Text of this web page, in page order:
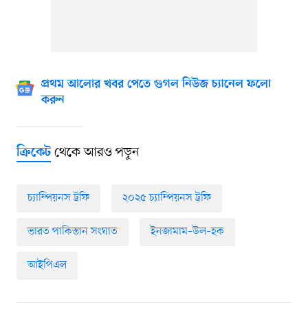
প্রথম আলোর খবর পেতে গুগল নিউজ চ্যানেল ফলো
করুন
ক্রিকেটথেকে আরও পড়ুন
চ্যাম্পিয়নস ট্রফি ২০২৫ চ্যাম্পিয়নস ট্রফি
ভারত পাকিস্তান সংঘাত ইনজামাম–উল–হক
আইপিএল